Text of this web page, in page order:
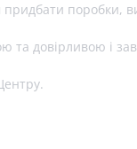
поробки,
та довірливою